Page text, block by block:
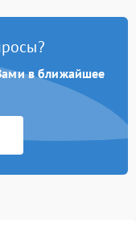
в ближайшее